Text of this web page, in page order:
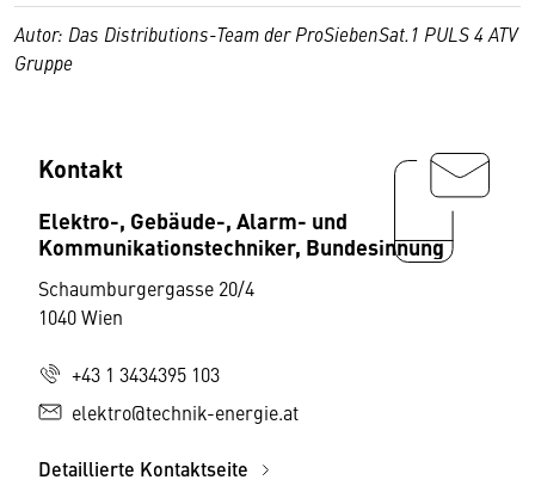
Autor: Das Distributions-Team der ProSiebenSat.1 PULS 4 ATV
Gruppe
Kontakt
Elektro-, Gebäude-, Alarm- und
Kommunikationstechniker, Bundesinnung
Schaumburgergasse 20/4
1040 Wien
+43 1 3434395 103
elektro@technik-energie.at
Detaillierte Kontaktseite